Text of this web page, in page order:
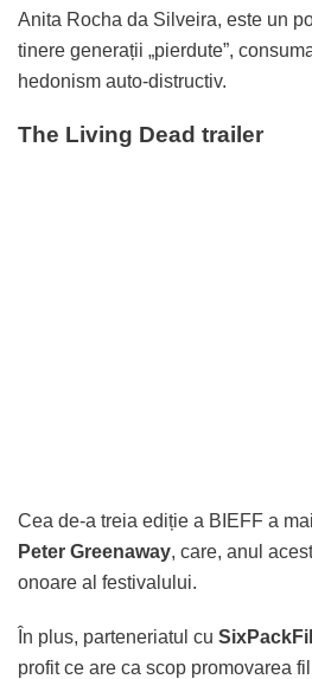
Anita Rocha da Silveira, este un
tinere generații „pierdute”,
hedonism auto-distructiv.
The Living Dead trailer
Cea de-a treia ediție a BIEFF a
Peter Greenaway, care, anul
onoare al festivalului.
În plus, parteneriatul cu
profit ce are ca scop promovarea